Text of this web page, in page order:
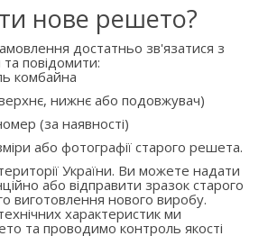
нове решето?
достатньо зв'язатися з
повідомити:
комбайна
нижнє або подовжувач)
(за наявності)
або фотографії старого решета.
України. Ви можете надати
або відправити зразок старого
виготовлення нового виробу.
характеристик ми
та проводимо контроль якості